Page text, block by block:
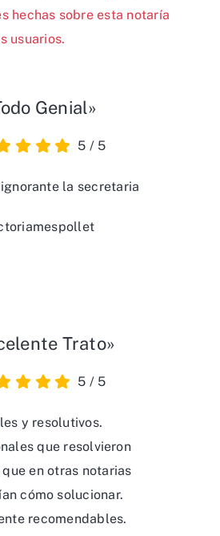
hechas sobre esta notaría
usuarios.
Genial»
5 / 5
la secretaria
Trato»
5 / 5
y resolutivos.
que resolvieron
que en otras notarias
cómo solucionar.
recomendables.